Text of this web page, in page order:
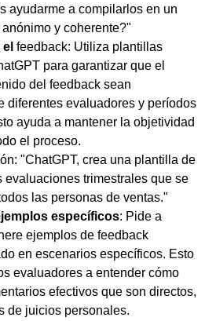
ayudarme a compilarlos en un
y coherente?"
feedback: Utiliza plantillas
para garantizar que el
del feedback sean
diferentes evaluadores y períodos
ayuda a mantener la objetividad
el proceso.
"ChatGPT, crea una plantilla de
evaluaciones trimestrales que se
las personas de ventas."
específicos: Pide a
ejemplos de feedback
en escenarios específicos. Esto
evaluadores a entender cómo
efectivos que son directos,
de juicios personales.